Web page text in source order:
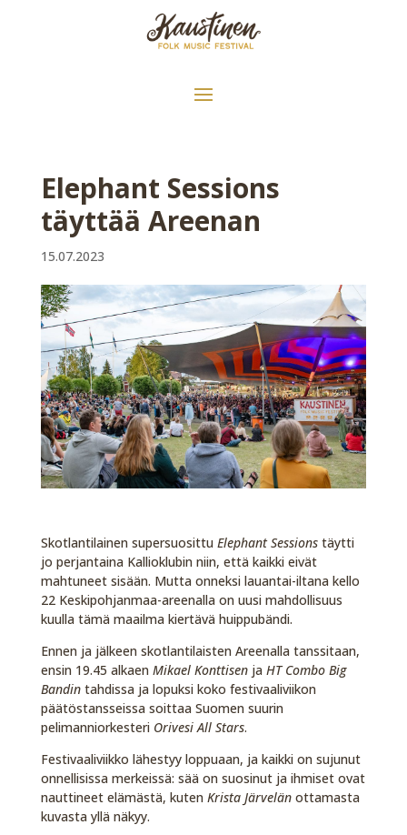
Elephant Sessions
täyttää Areenan
15.07.2023
Skotlantilainen supersuosittu Elephant Sessions täytti
jo perjantaina Kallioklubin niin, että kaikki eivät
mahtuneet sisään. Mutta onneksi lauantai-iltana kello
22 Keskipohjanmaa-areenalla on uusi mahdollisuus
kuulla tämä maailma kiertävä huippubändi.
Ennen ja jälkeen skotlantilaisten Areenalla tanssitaan,
ensin 19.45 alkaen Mikael Konttisenja HT Combo Big
Bandin tahdissa ja lopuksi koko festivaaliviikon
päätöstansseissa soittaa Suomen suurin
pelimanniorkesteri Orivesi All Stars.
Festivaaliviikko lähestyy loppuaan, ja kaikki on sujunut
onnellisissa merkeissä: sää on suosinut ja ihmiset ovat
nauttineet elämästä, kuten Krista Järvelänottamasta
kuvasta yllä näkyy.